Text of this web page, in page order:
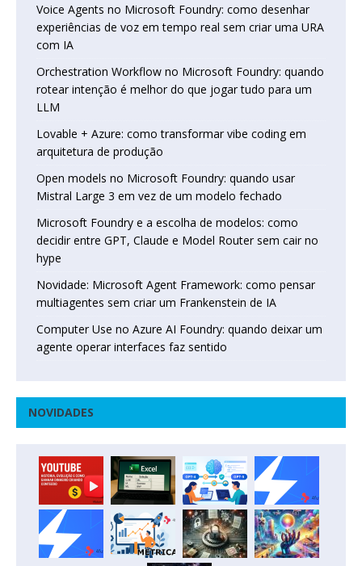
Voice Agents no Microsoft Foundry: como desenhar
experiências de voz em tempo real sem criar uma URA
com IA
Orchestration Workflow no Microsoft Foundry: quando
rotear intenção é melhor do que jogar tudo para um
LLM
Lovable + Azure: como transformar vibe coding em
arquitetura de produção
Open models no Microsoft Foundry: quando usar
Mistral Large 3 em vez de um modelo fechado
Microsoft Foundry e a escolha de modelos: como
decidir entre GPT, Claude e Model Router sem cair no
hype
Novidade: Microsoft Agent Framework: como pensar
multiagentes sem criar um Frankenstein de IA
Computer Use no Azure AI Foundry: quando deixar um
agente operar interfaces faz sentido
NOVIDADES